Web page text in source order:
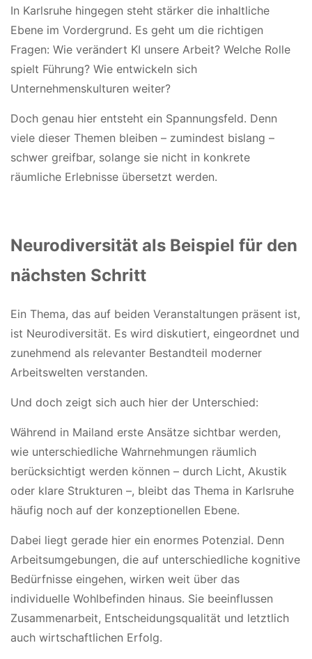
In Karlsruhe hingegen steht stärker die inhaltliche
Ebene im Vordergrund. Es geht um die richtigen
Fragen: Wie verändert KI unsere Arbeit? Welche Rolle
spielt Führung? Wie entwickeln sich
Unternehmenskulturen weiter?
Doch genau hier entsteht ein Spannungsfeld. Denn
viele dieser Themen bleiben – zumindest bislang –
schwer greifbar, solange sie nicht in konkrete
räumliche Erlebnisse übersetzt werden.
Neurodiversität als Beispiel für den
nächsten Schritt
Ein Thema, das auf beiden Veranstaltungen präsent ist,
ist Neurodiversität. Es wird diskutiert, eingeordnet und
zunehmend als relevanter Bestandteil moderner
Arbeitswelten verstanden.
Und doch zeigt sich auch hier der Unterschied:
Während in Mailand erste Ansätze sichtbar werden,
wie unterschiedliche Wahrnehmungen räumlich
berücksichtigt werden können – durch Licht, Akustik
oder klare Strukturen –, bleibt das Thema in Karlsruhe
häufig noch auf der konzeptionellen Ebene.
Dabei liegt gerade hier ein enormes Potenzial. Denn
Arbeitsumgebungen, die auf unterschiedliche kognitive
Bedürfnisse eingehen, wirken weit über das
individuelle Wohlbefinden hinaus. Sie beeinflussen
Zusammenarbeit, Entscheidungsqualität und letztlich
auch wirtschaftlichen Erfolg.